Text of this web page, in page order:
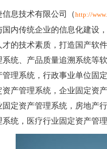
信息技术有限公司（http://
国内传统企业的信息化建设
才的技术素质，打造国产软
系统、产品质量追溯系统等
管理系统，行政事业单位固
资产管理系统，企业固定资
固定资产管理系统，房地产
系统，医疗行业固定资产管